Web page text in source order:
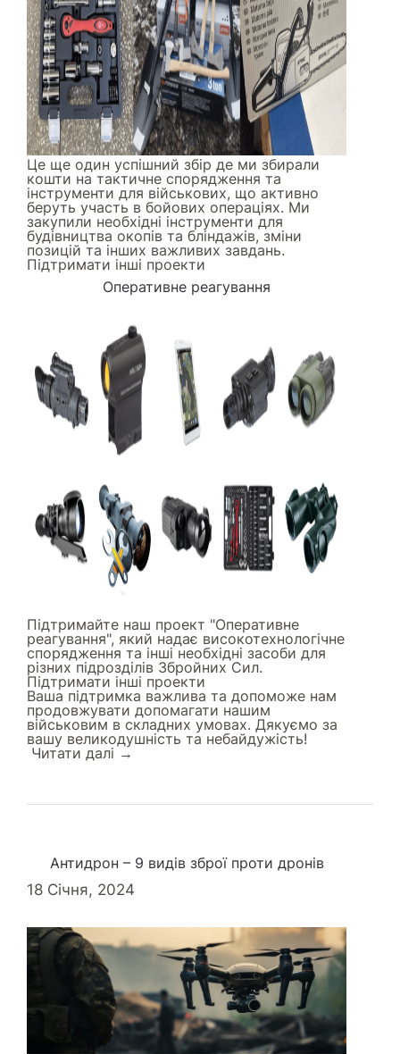
Це ще один успішний збір де ми збирали
кошти на тактичне спорядження та
інструменти для військових, що активно
беруть участь в бойових операціях. Ми
закупили необхідні інструменти для
будівництва окопів та бліндажів, зміни
позицій та інших важливих завдань.
Підтримати інші проекти
Оперативне реагування
Підтримайте наш проект "Оперативне
реагування", який надає високотехнологічне
спорядження та інші необхідні засоби для
різних підрозділів Збройних Сил.
Підтримати інші проекти
Ваша підтримка важлива та допоможе нам
продовжувати допомагати нашим
військовим в складних умовах. Дякуємо за
вашу великодушність та небайдужість!
Читати далi →
Антидрон – 9 видів зброї проти дронів
18 Січня, 2024